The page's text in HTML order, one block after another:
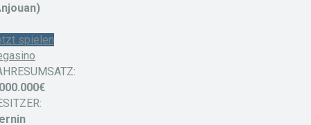
spielen